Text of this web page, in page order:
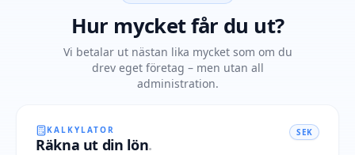
Hur mycket får du ut?
Vi betalar ut nästan lika mycket som om du
drev eget företag – men utan all
administration.
KALKYLATOR
Räkna ut din lön.
SEK